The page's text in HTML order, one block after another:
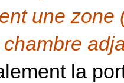
une
la